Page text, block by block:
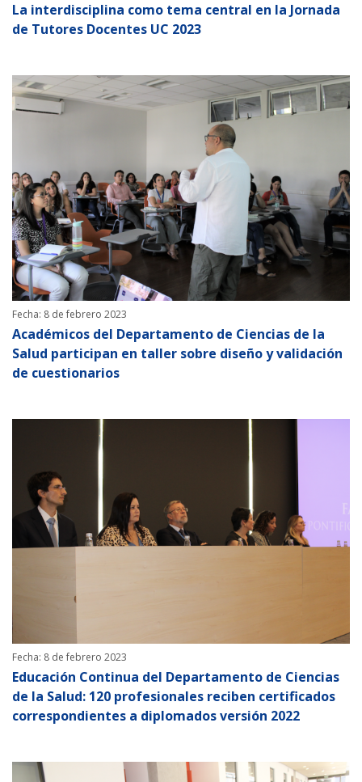
La interdisciplina como tema central en la Jornada
de Tutores Docentes UC 2023
Fecha: 8 de febrero 2023
Académicos del Departamento de Ciencias de la
Salud participan en taller sobre diseño y validación
de cuestionarios
Fecha: 8 de febrero 2023
Educación Continua del Departamento de Ciencias
de la Salud: 120 profesionales reciben certificados
correspondientes a diplomados versión 2022